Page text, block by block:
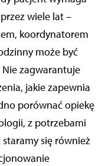
wiele lat –
koordynatorem
może być
zagwarantuje
jakie zapewnia
porównać opiekę
z potrzebami
się również